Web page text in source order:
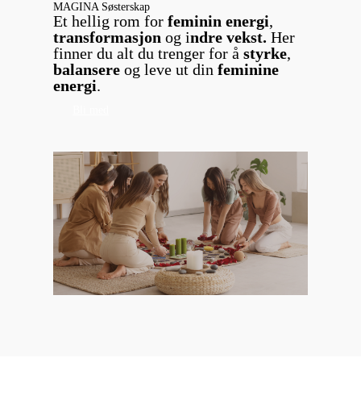
MAGINA Søsterskap
Et hellig rom for feminin energi,
transformasjon og indre vekst. Her
finner du alt du trenger for å styrke,
balansere og leve ut din feminine
energi.